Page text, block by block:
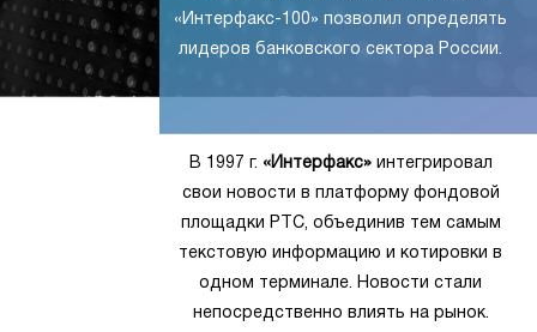
«Интерфакс-100» позволил определять
лидеров банковского сектора России.
В 1997 г. «Интерфакс»интегрировал
свои новости в платформу фондовой
площадки РТС, объединив тем самым
текстовую информацию и котировки в
одном терминале. Новости стали
непосредственно влиять на рынок.